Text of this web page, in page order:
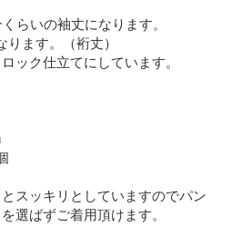
らいの袖丈になります。
ます。（裄丈）
ック仕立てにしています。
スッキリとしていますのでパン
選ばずご着用頂けます。